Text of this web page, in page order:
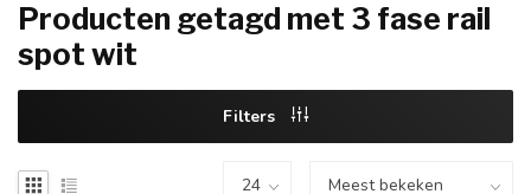
Producten getagd met 3 fase rail
spot wit
Filters